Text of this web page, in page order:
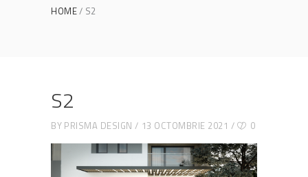
HOME S2
S2
BY PRISMA DESIGN 13 OCTOMBRIE 2021 0